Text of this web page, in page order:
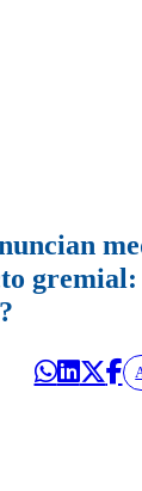
gremial: